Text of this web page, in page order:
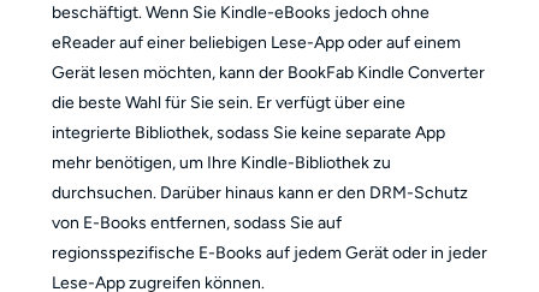
beschäftigt. Wenn Sie Kindle-eBooks jedoch ohne
eReader auf einer beliebigen Lese-App oder auf einem
Gerät lesen möchten, kann der BookFab Kindle Converter
die beste Wahl für Sie sein. Er verfügt über eine
integrierte Bibliothek, sodass Sie keine separate App
mehr benötigen, um Ihre Kindle-Bibliothek zu
durchsuchen. Darüber hinaus kann er den DRM-Schutz
von E-Books entfernen, sodass Sie auf
regionsspezifische E-Books auf jedem Gerät oder in jeder
Lese-App zugreifen können.